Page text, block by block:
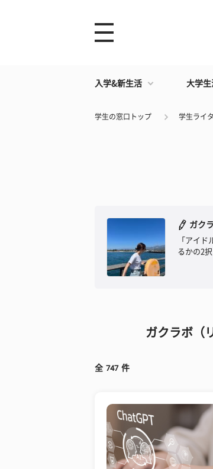
入学&新生活 大学生
学生の窓口トップ 学生ライ
ガク
「アイ
るかの2
ガクラボ（
全 747 件